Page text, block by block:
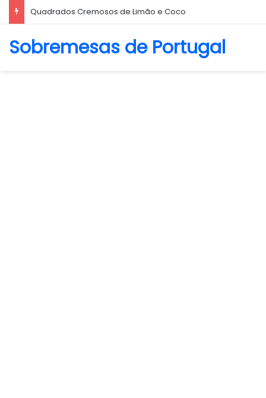
Biscoito Amanteigado
Sobremesas de Portugal